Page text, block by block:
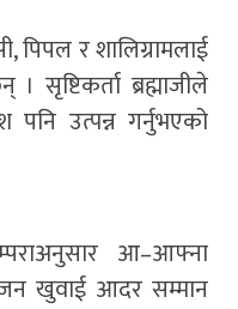
र शालिग्रामलाई
सृष्टिकर्ता ब्रह्माजीले
पनि उत्पन्न गर्नुभएको
आ–आफ्ना
खुवाई आदर सम्मान